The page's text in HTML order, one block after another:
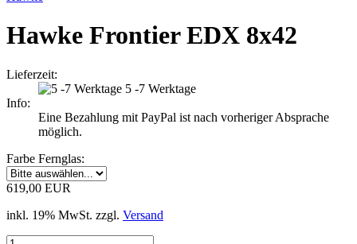
Hawke Frontier EDX 8x42
Lieferzeit:
5 -7 Werktage
Info:
Eine Bezahlung mit PayPal ist nach vorheriger Absprache
möglich.
Farbe Fernglas:
619,00 EUR
inkl. 19% MwSt. zzgl. Versand